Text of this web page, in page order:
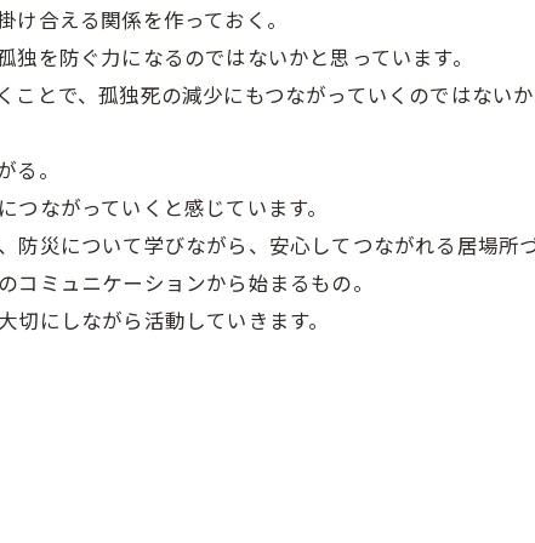
合える関係を作っておく。
を防ぐ力になるのではないかと思っています。
とで、孤独死の減少にもつながっていくのではないか
る。
ながっていくと感じています。
災について学びながら、安心してつながれる居場所
ミュニケーションから始まるもの。
にしながら活動していきます。